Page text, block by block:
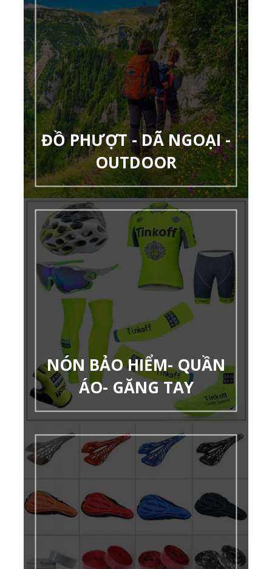
ĐỒ PHƯỢT - DÃ NGOẠI -
OUTDOOR
NÓN BẢO HIỂM- QUẦN
ÁO- GĂNG TAY